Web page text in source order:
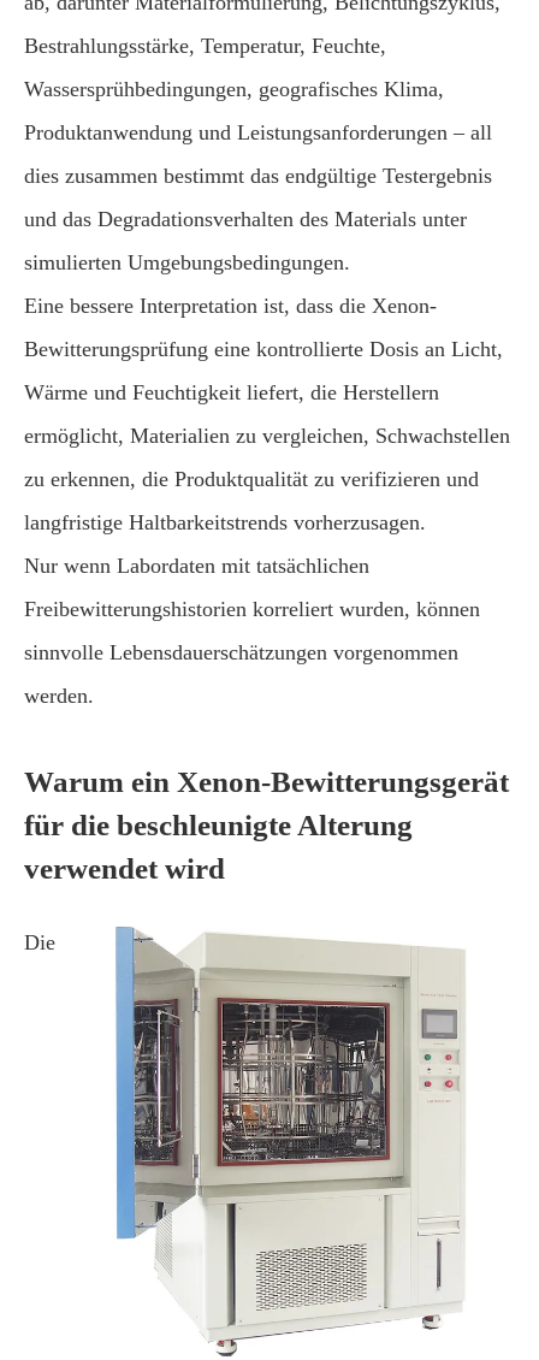
Bestrahlungsstärke, Temperatur, Feuchte,
Wassersprühbedingungen, geografisches Klima,
Produktanwendung und Leistungsanforderungen – all
dies zusammen bestimmt das endgültige Testergebnis
und das Degradationsverhalten des Materials unter
simulierten Umgebungsbedingungen.
Eine bessere Interpretation ist, dass die Xenon-
Bewitterungsprüfung eine kontrollierte Dosis an Licht,
Wärme und Feuchtigkeit liefert, die Herstellern
ermöglicht, Materialien zu vergleichen, Schwachstellen
zu erkennen, die Produktqualität zu verifizieren und
langfristige Haltbarkeitstrends vorherzusagen.
Nur wenn Labordaten mit tatsächlichen
Freibewitterungshistorien korreliert wurden, können
sinnvolle Lebensdauerschätzungen vorgenommen
werden.
Warum ein Xenon-Bewitterungsgerät
für die beschleunigte Alterung
verwendet wird
Die